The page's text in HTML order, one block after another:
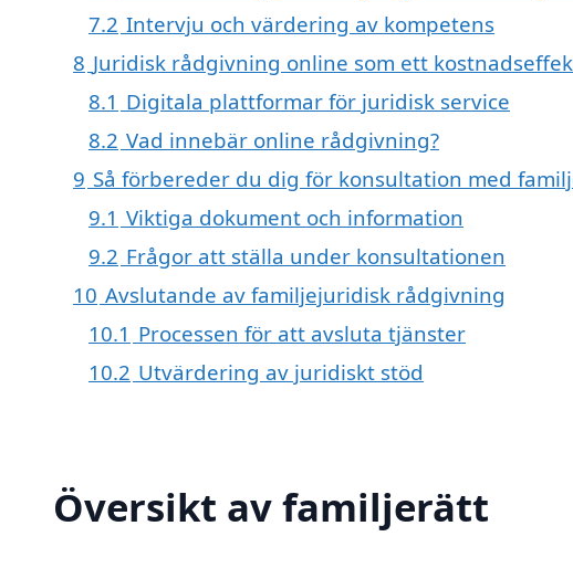
7.2 Intervju och värdering av kompetens
8 Juridisk rådgivning online som ett
8.1 Digitala plattformar för juridisk service
8.2 Vad innebär online rådgivning?
9 Så förbereder du dig för konsultation med
9.1 Viktiga dokument och information
9.2 Frågor att ställa under konsultationen
10 Avslutande av familjejuridisk rådgivning
10.1 Processen för att avsluta tjänster
10.2 Utvärdering av juridiskt stöd
Översikt av familjerätt